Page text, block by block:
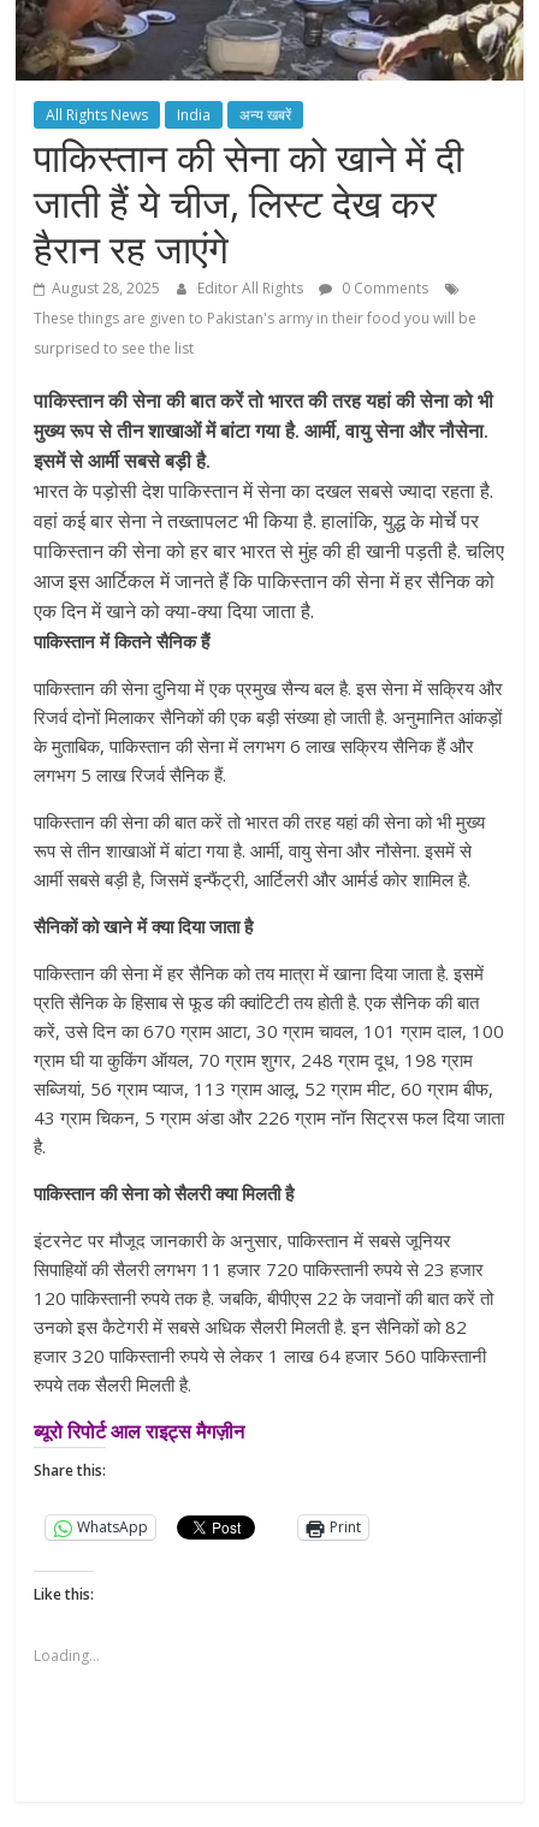
All Rights News India अन्य खबरें
पाकिस्तान की सेना को खाने में दी
जाती हैं ये चीज, लिस्ट देख कर
हैरान रह जाएंगे
August 28, 2025 Editor All Rights
0 Comments
These things are given to Pakistan's army in their food you will be
surprised to see the list
पाकिस्तान की सेना की बात करें तो भारत की तरह यहां की सेना को भी
मुख्य रूप से तीन शाखाओं में बांटा गया है. आर्मी, वायु सेना और नौसेना.
इसमें से आर्मी सबसे बड़ी है.
भारत के पड़ोसी देश पाकिस्तान में सेना का दखल सबसे ज्यादा रहता है.
वहां कई बार सेना ने तख्तापलट भी किया है. हालांकि, युद्ध के मोर्चे पर
पाकिस्तान की सेना को हर बार भारत से मुंह की ही खानी पड़ती है. चलिए
आज इस आर्टिकल में जानते हैं कि पाकिस्तान की सेना में हर सैनिक को
एक दिन में खाने को क्या-क्या दिया जाता है.
पाकिस्तान में कितने सैनिक हैं
पाकिस्तान की सेना दुनिया में एक प्रमुख सैन्य बल है. इस सेना में सक्रिय और
रिजर्व दोनों मिलाकर सैनिकों की एक बड़ी संख्या हो जाती है. अनुमानित आंकड़ों
के मुताबिक, पाकिस्तान की सेना में लगभग 6 लाख सक्रिय सैनिक हैं और
लगभग 5 लाख रिजर्व सैनिक हैं.
पाकिस्तान की सेना की बात करें तो भारत की तरह यहां की सेना को भी मुख्य
रूप से तीन शाखाओं में बांटा गया है. आर्मी, वायु सेना और नौसेना. इसमें से
आर्मी सबसे बड़ी है, जिसमें इन्फैंट्री, आर्टिलरी और आर्मर्ड कोर शामिल है.
सैनिकों को खाने में क्या दिया जाता है
पाकिस्तान की सेना में हर सैनिक को तय मात्रा में खाना दिया जाता है. इसमें
प्रति सैनिक के हिसाब से फूड की क्वांटिटी तय होती है. एक सैनिक की बात
करें, उसे दिन का 670 ग्राम आटा, 30 ग्राम चावल, 101 ग्राम दाल, 100
ग्राम घी या कुकिंग ऑयल, 70 ग्राम शुगर, 248 ग्राम दूध, 198 ग्राम
सब्जियां, 56 ग्राम प्याज, 113 ग्राम आलू, 52 ग्राम मीट, 60 ग्राम बीफ,
43 ग्राम चिकन, 5 ग्राम अंडा और 226 ग्राम नॉन सिट्रस फल दिया जाता
है.
पाकिस्तान की सेना को सैलरी क्या मिलती है
इंटरनेट पर मौजूद जानकारी के अनुसार, पाकिस्तान में सबसे जूनियर
सिपाहियों की सैलरी लगभग 11 हजार 720 पाकिस्तानी रुपये से 23 हजार
120 पाकिस्तानी रुपये तक है. जबकि, बीपीएस 22 के जवानों की बात करें तो
उनको इस कैटेगरी में सबसे अधिक सैलरी मिलती है. इन सैनिकों को 82
हजार 320 पाकिस्तानी रुपये से लेकर 1 लाख 64 हजार 560 पाकिस्तानी
रुपये तक सैलरी मिलती है.
ब्यूरो रिपोर्ट आल राइट्स मैगज़ीन
Share this:
WhatsApp Print
Like this:
Loading...